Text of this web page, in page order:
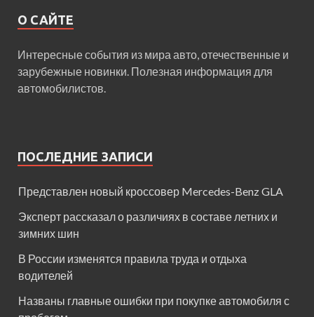
О САЙТЕ
Интересные события из мира авто, отечественные и
зарубежные новинки. Полезная информация для
автомобилистов.
ПОСЛЕДНИЕ ЗАПИСИ
Представлен новый кроссовер Mercedes-Benz GLA
Эксперт рассказал о различиях в составе летних и
зимних шин
В России изменятся правила труда и отдыха
водителей
Названы главные ошибки при покупке автомобиля с